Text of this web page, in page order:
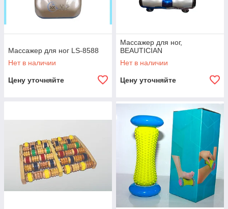
Массажер для ног LS-8588
Нет в наличии
Цену уточняйте
Массажер для ног,
BEAUTICIAN
Нет в наличии
Цену уточняйте